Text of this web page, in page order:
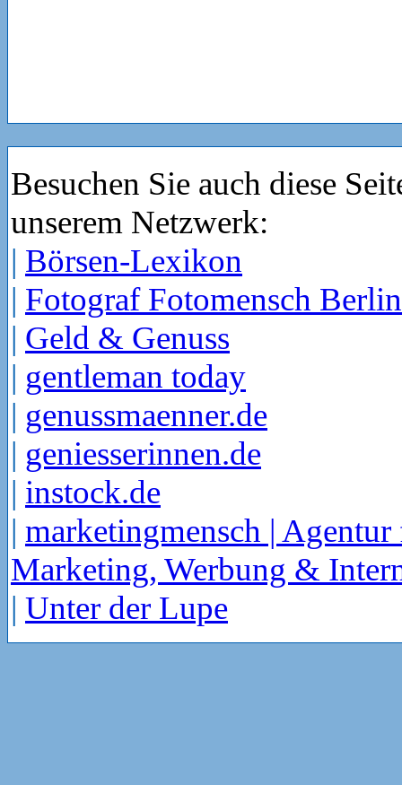
Besuchen Sie auch diese
unserem Netzwerk:
| Börsen-Lexikon
| Fotograf Fotomensch Berlin
| Geld & Genuss
| gentleman today
| genussmaenner.de
| geniesserinnen.de
| instock.de
| marketingmensch | Agentur
Marketing, Werbung &
| Unter der Lupe